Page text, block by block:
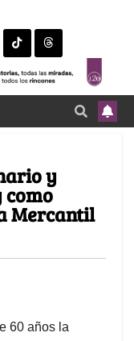
y
como
Mercantil
60 años la